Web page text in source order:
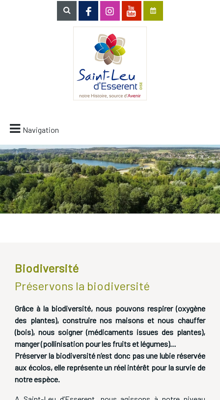
Navigation
Biodiversité
Préservons la biodiversité
Grâce à la biodiversité, nous pouvons respirer (oxygène
des plantes), construire nos maisons et nous chauffer
(bois), nous soigner (médicaments issues des plantes),
manger (pollinisation pour les fruits et légumes)…
Préserver la biodiversité n’est donc pas une lubie réservée
aux écolos, elle représente un réel intérêt pour la survie de
notre espèce.